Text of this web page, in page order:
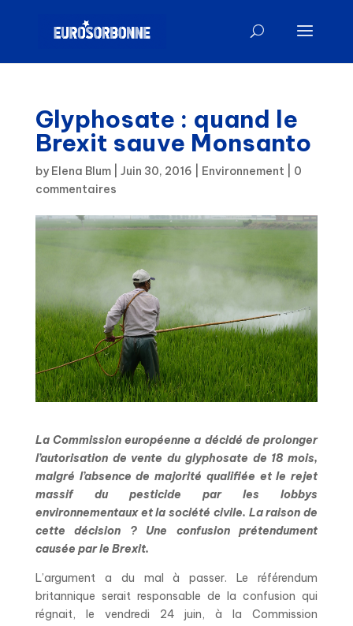
Glyphosate : quand le
Brexit sauve Monsanto
by Elena Blum| Juin 30, 2016 Environnement
0
commentaires
La Commission européenne a décidé de prolonger
l’autorisation de vente du glyphosate de 18 mois,
malgré l’absence de majorité qualifiée et le rejet
massif du pesticide par les lobbys
environnementaux et la société civile. La raison de
cette décision ? Une confusion prétendument
causée par le Brexit.
L’argument a du mal à passer. Le référendum
britannique serait responsable de la confusion qui
régnait, le vendredi 24 juin, à la Commission